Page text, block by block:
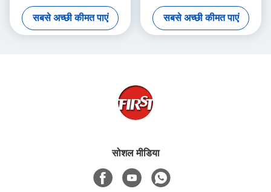
प्रोडक्ट मूविंग कैट
सबसे अच्छी कीमत पाएं
ऑटोमोबाइल कंटेनर
सबसे अच्छी कीमत पाएं
सोशल मीडिया